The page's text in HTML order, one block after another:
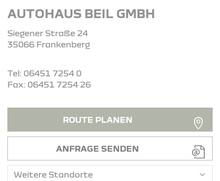
AUTOHAUS BEIL GMBH
Siegener Straße 24
35066 Frankenberg
Tel: 06451 7254 0
Fax: 06451 7254 26
ROUTE PLANEN
ANFRAGE SENDEN